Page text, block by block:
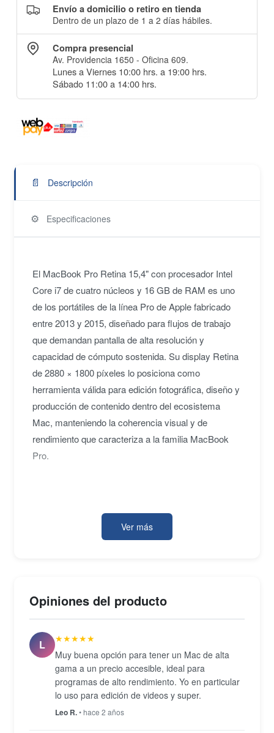
Envío a domicilio o retiro en tienda
Dentro de un plazo de 1 a 2 días hábiles.
Compra presencial
Av. Providencia 1650 - Oficina 609.
Lunes a Viernes 10:00 hrs. a 19:00 hrs.
Sábado 11:00 a 14:00 hrs.
📄 Descripción
⚙️ Especificaciones
El MacBook Pro Retina 15,4" con procesador Intel
Core i7 de cuatro núcleos y 16 GB de RAM es uno
de los portátiles de la línea Pro de Apple fabricado
entre 2013 y 2015, diseñado para flujos de trabajo
que demandan pantalla de alta resolución y
capacidad de cómputo sostenida. Su display Retina
de 2880 × 1800 píxeles lo posiciona como
herramienta válida para edición fotográfica, diseño y
producción de contenido dentro del ecosistema
Mac, manteniendo la coherencia visual y de
rendimiento que caracteriza a la familia MacBook
Pro.
aproximadamente 2,02 kg. La conectividad incluye
dos puertos Thunderbolt 2, dos USB 3.0, lector de
altavoces estéreo integrados completan una
de Apple.
Ver más
Opiniones del producto
L
★★★★★
Muy buena opción para tener un Mac de alta
gama a un precio accesible, ideal para
programas de alto rendimiento. Yo en particular
lo uso para edición de videos y super.
Leo R.• hace 2 años